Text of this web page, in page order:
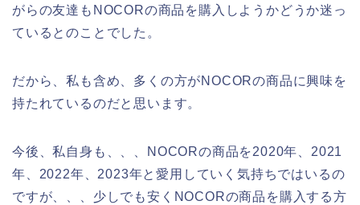
がらの友達もNOCORの商品を購入しようかどうか迷っ
ているとのことでした。
だから、私も含め、多くの方がNOCORの商品に興味を
持たれているのだと思います。
今後、私自身も、、、NOCORの商品を2020年、2021
年、2022年、2023年と愛用していく気持ちではいるの
ですが、、、少しでも安くNOCORの商品を購入する方